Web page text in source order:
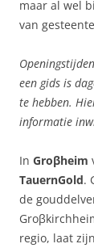
maar al wel
van
een gids is
te hebben.
informatie
In Groβheim
TauernGold.
de
regio, laat